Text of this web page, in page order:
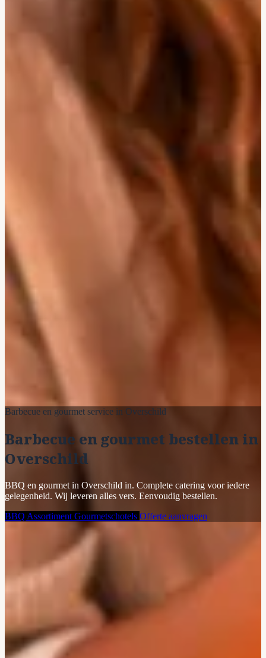
Barbecue en gourmet service in Overschild
Barbecue en gourmet bestellen in
Overschild
BBQ en gourmet in Overschild in. Complete catering voor iedere
gelegenheid. Wij leveren alles vers. Eenvoudig bestellen.
BBQ Assortiment Gourmetschotels Offerte aanvragen